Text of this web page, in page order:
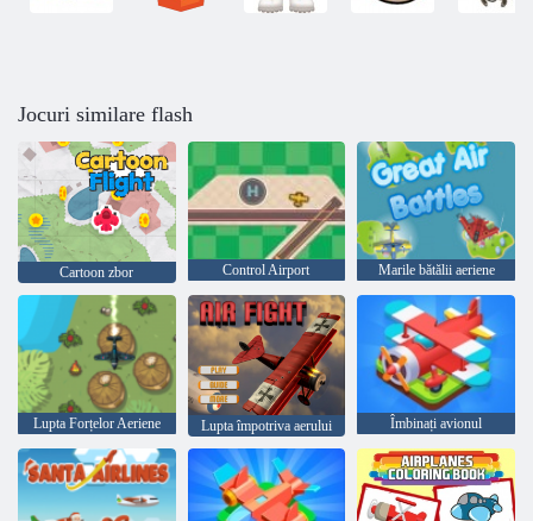
Jocuri similare flash
Cartoon zbor Control Airport Marile bătălii aeriene
Lupta Forțelor Aeriene Lupta împotriva aerului Îmbinați avionul